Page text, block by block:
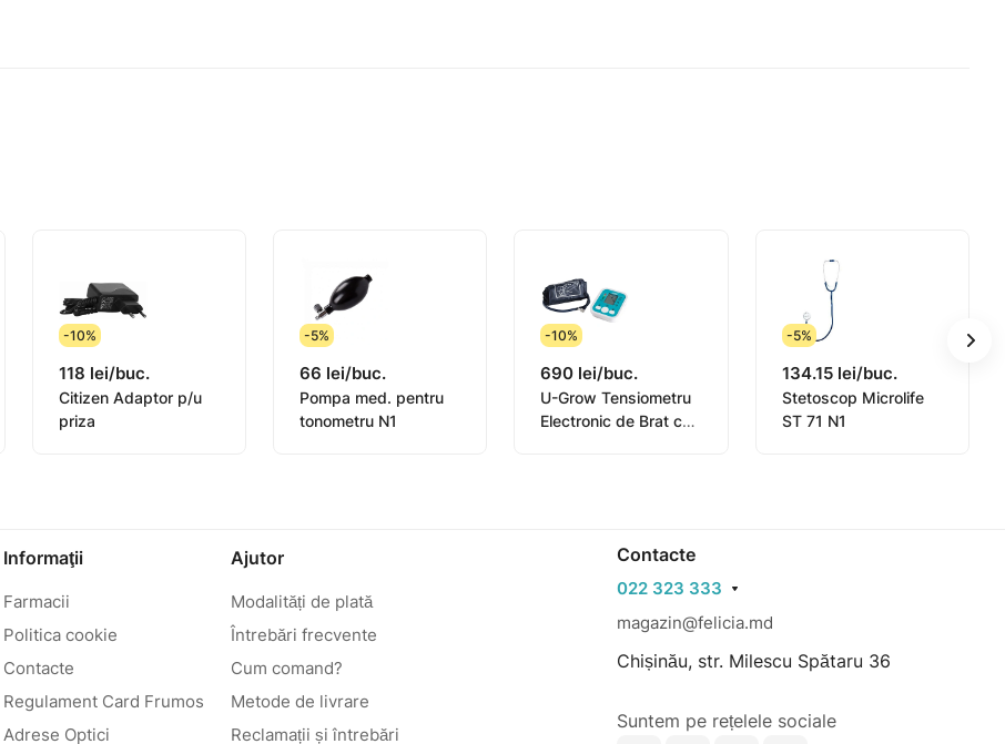
-10%
118 lei/buc.
Citizen Adaptor p/u
priza
-5%
66 lei/buc.
Pompa med. pentru
tonometru N1
-10%
690 lei/buc.
U-Grow Tensiometru
Electronic de Brat cu
-5%
134.15 lei/buc.
Stetoscop Microlife
ST 71 N1
Informaţii
Farmacii
Politica cookie
Contacte
Regulament Card Frumos
Adrese Optici
Ajutor
Modalități de plată
Întrebări frecvente
Cum comand?
Metode de livrare
Reclamații și întrebări
Contacte
022 323 333
magazin@felicia.md
Chișinău, str. Milescu Spătaru 36
Suntem pe rețelele sociale